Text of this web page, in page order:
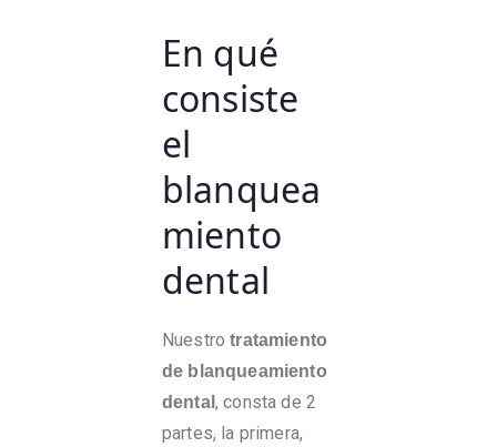
En qué
consiste
el
blanquea
miento
dental
Nuestro tratamiento
de blanqueamiento
dental , consta de 2
partes, la primera,